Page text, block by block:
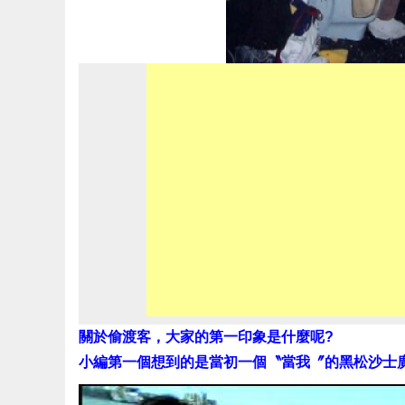
關於偷渡客，大家的第一印象是什麼呢?
小編第一個想到的是當初一個〝當我〞的黑松沙士